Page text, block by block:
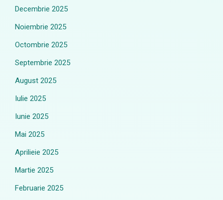
Decembrie 2025
Noiembrie 2025
Octombrie 2025
Septembrie 2025
August 2025
Iulie 2025
Iunie 2025
Mai 2025
Aprilieie 2025
Martie 2025
Februarie 2025